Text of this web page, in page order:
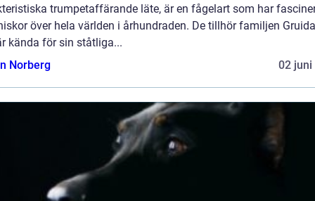
trumpetaffärande läte, är en fågelart som har
över hela världen i århundraden. De tillhör familjen
kända för sin ståtliga...
Norberg
02 juni